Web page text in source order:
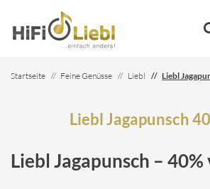
Startseite Feine Genüsse Liebl Liebl
Liebl Jagapunsch
Liebl Jagapunsch – 40%